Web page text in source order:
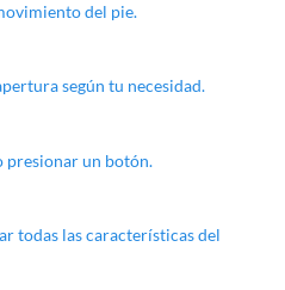
del pie.
según tu necesidad.
presionar un botón.
todas lascaracterísticasdel